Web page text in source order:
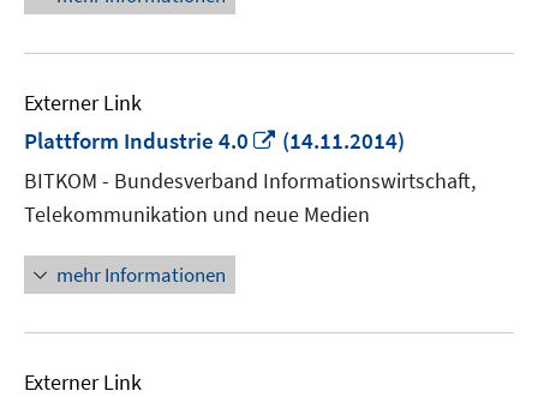
Externer Link
Plattform Industrie 4.0
In
neuem
Fenster
öffnen
(14.11.2014)
BITKOM - Bundesverband Informationswirtschaft,
Telekommunikation und neue Medien
mehr Informationen
Externer Link